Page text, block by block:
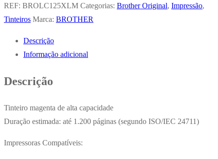
Tinteiro
Brother
Magenta
13,1ml
Pág.
REF: BROLC125XLM Categorias: Brother Original, Impressão,
Tinteiros Marca: BROTHER
Descrição
Informação adicional
Descrição
Tinteiro magenta de alta capacidade
Duração estimada: até 1.200 páginas (segundo ISO/IEC 24711)
Impressoras Compatíveis: